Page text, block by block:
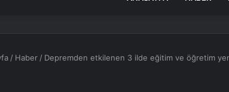
/ Haber / Depremden etkilenen 3 ilde eğitim ve öğretim